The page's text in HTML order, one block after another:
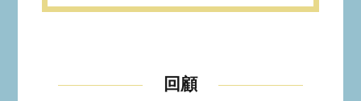
回顧